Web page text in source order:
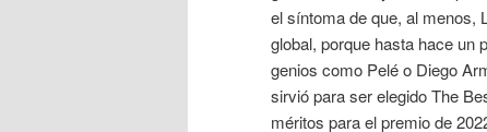
el síntoma de que, al menos,
global, porque hasta hace un
genios como Pelé o Diego
sirvió para ser elegido The
méritos para el premio de